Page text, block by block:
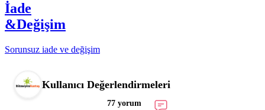
İade
&Değişim
Sorunsuz iade ve değişim
Kullanıcı Değerlendirmeleri
77 yorum